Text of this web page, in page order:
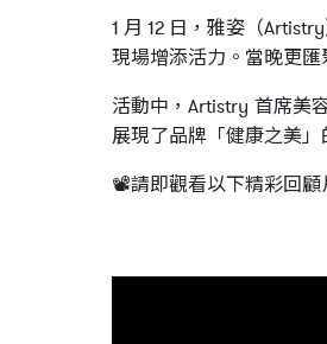
1 月 12 日，雅姿（
現場增添活力。當晚更
活動中，Artistry 首席美
展現了品牌「健康之美」
📽️請即觀看以下精彩回顧